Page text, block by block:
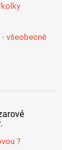
všeobecně
?